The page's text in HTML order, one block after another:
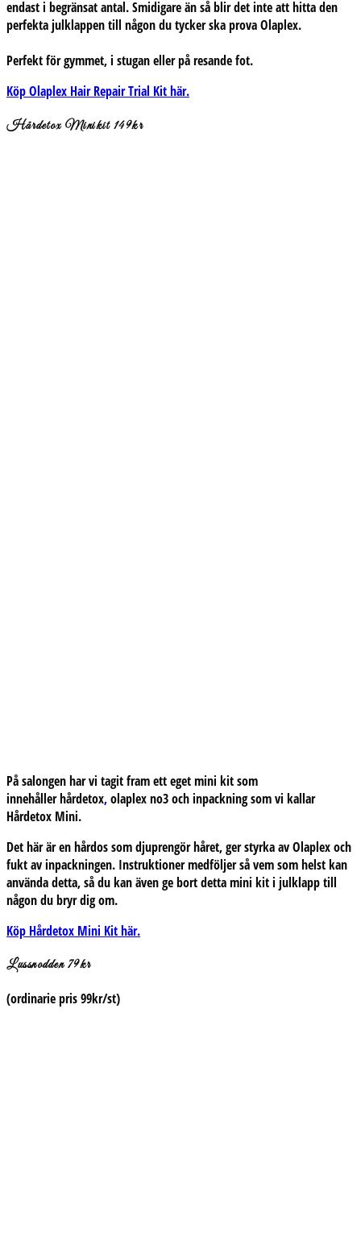
endast i begränsat antal. Smidigare än så blir det inte att hitta den
perfekta julklappen till någon du tycker ska prova Olaplex.
Perfekt för gymmet, i stugan eller på resande fot.
Köp Olaplex Hair Repair Trial Kit här.
Hårdetox Minikit 149kr
På salongen har vi tagit fram ett eget mini kit som
innehåller hårdetox,olaplex no3 och inpackning som vi kallar
Hårdetox Mini.
Det här är en hårdos som djuprengör håret, ger styrka av Olaplex och
fukt av inpackningen. Instruktioner medföljer så vem som helst kan
använda detta, så du kan även ge bort detta mini kit i julklapp till
någon du bryr dig om.
Köp Hårdetox Mini Kit här.
Lussnodden 79kr
(ordinarie pris 99kr/st)